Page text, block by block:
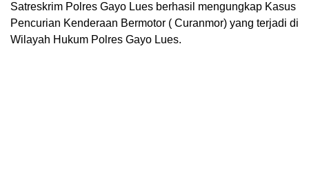
Satreskrim Polres Gayo Lues berhasil mengungkap Kasus
Pencurian Kenderaan Bermotor ( Curanmor) yang terjadi di
Wilayah Hukum Polres Gayo Lues.